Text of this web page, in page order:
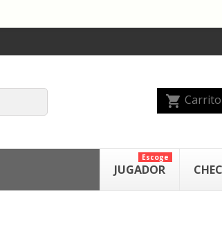
shopping_cart Carrito
JUGADOR
Escoge